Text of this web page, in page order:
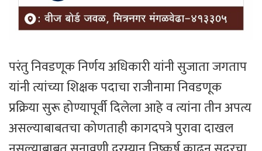
परंतु निवडणूक निर्णय अधिकारी यांनी सुजाता जगताप
यांनी त्यांच्या शिक्षक पदाचा राजीनामा निवडणूक
प्रक्रिया सुरू होण्यापूर्वी दिलेला आहे व त्यांना तीन अपत्य
असल्याबाबतचा कोणताही कागदपत्रे पुरावा दाखल